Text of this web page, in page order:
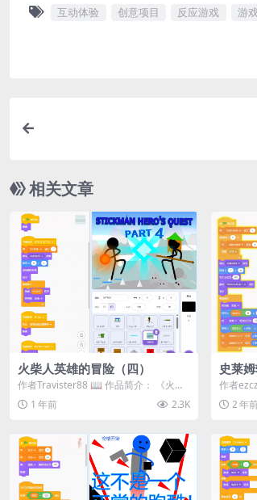
互动体验 创意项目 反应游戏 游
相关文章
火柴人英雄的冒险（四）
作者Travister88 📖 作品简介：​ 《火柴
人英雄的冒险》第四部分将带你...
1 年前 2.3K
史莱
作者
me
2 年